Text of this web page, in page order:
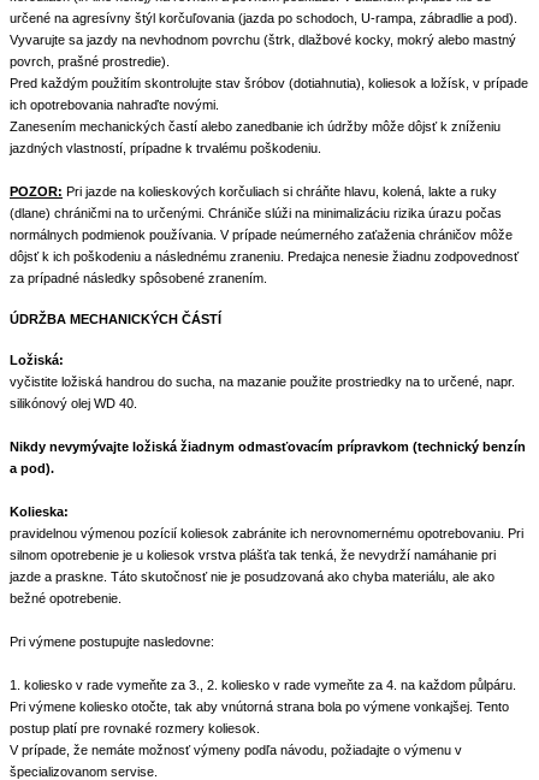
určené na agresívny štýl korčuľovania (jazda po schodoch, U-rampa, zábradlie a pod).
Vyvarujte sa jazdy na nevhodnom povrchu (štrk, dlažbové kocky, mokrý alebo mastný
povrch, prašné prostredie).
Pred každým použitím skontrolujte stav šróbov (dotiahnutia), koliesok a ložísk, v prípade
ich opotrebovania nahraďte novými.
Zanesením mechanických častí alebo zanedbanie ich údržby môže dôjsť k zníženiu
jazdných vlastností, prípadne k trvalému poškodeniu.
POZOR: Pri jazde na kolieskových korčuliach si chráňte hlavu, kolená, lakte a ruky
(dlane) chráničmi na to určenými. Chrániče slúži na minimalizáciu rizika úrazu počas
normálnych podmienok používania. V prípade neúmerného zaťaženia chráničov môže
dôjsť k ich poškodeniu a následnému zraneniu. Predajca nenesie žiadnu zodpovednosť
za prípadné následky spôsobené zranením.
ÚDRŽBA MECHANICKÝCH ČÁSTÍ
Ložiská:
vyčistite ložiská handrou do sucha, na mazanie použite prostriedky na to určené, napr.
silikónový olej WD 40.
Nikdy nevymývajte ložiská žiadnym odmasťovacím prípravkom (technický benzín
a pod).
Kolieska:
pravidelnou výmenou pozícií koliesok zabránite ich nerovnomernému opotrebovaniu. Pri
silnom opotrebenie je u koliesok vrstva plášťa tak tenká, že nevydrží namáhanie pri
jazde a praskne. Táto skutočnosť nie je posudzovaná ako chyba materiálu, ale ako
bežné opotrebenie.
Pri výmene postupujte nasledovne:
1. koliesko v rade vymeňte za 3., 2. koliesko v rade vymeňte za 4. na každom půlpáru.
Pri výmene koliesko otočte, tak aby vnútorná strana bola po výmene vonkajšej. Tento
postup platí pre rovnaké rozmery koliesok.
V prípade, že nemáte možnosť výmeny podľa návodu, požiadajte o výmenu v
špecializovanom servise.